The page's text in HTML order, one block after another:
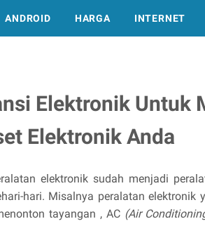
ANDROID HARGA INTERNET
Elektronik Untuk
Elektronik Anda
elektronik sudah menjadi
hari. Misalnya peralatan elektronik
tayangan , AC (Air